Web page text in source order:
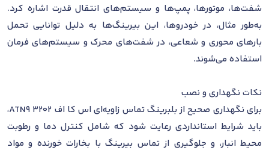
شفت‌ها، موتورها، پمپ‌ها و سیستم‌های انتقال قدرت اشاره کرد.
به‌طور مثال، در خودروها، این بیرینگ‌ها به دلیل توانایی تحمل
بارهای محوری و شعاعی، در شفت‌های محرک و سیستم‌های فرمان
استفاده می‌شوند.
نکات نگهداری و نصب
برای نگهداری صحیح از بلبرینگ تماس زاویه‌ای اس کا اف 3202 ATN9،
باید شرایط استانداردی رعایت شود که شامل کنترل دما و رطوبت
محیط انبار، و جلوگیری از تماس بیرینگ با بخارات خورنده و مواد